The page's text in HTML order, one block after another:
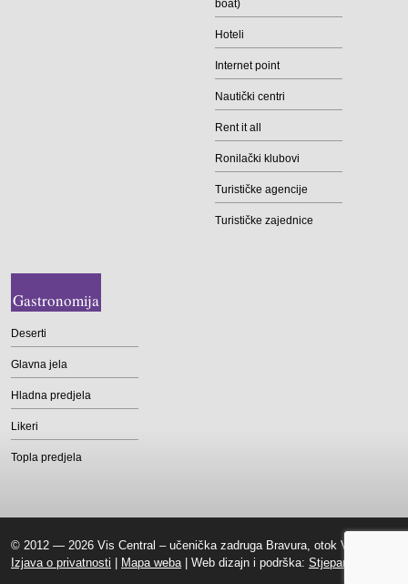
boat)
Hoteli
Internet point
Nautički centri
Rent it all
Ronilački klubovi
Turističke agencije
Turističke zajednice
Gastronomija
Deserti
Glavna jela
Hladna predjela
Likeri
Topla predjela
© 2012 — 2026 Vis Central – učenička zadruga Bravura, otok Vis |
Izjava o privatnosti
Mapa weba| Web dizajn i podrška: Stjepan Tafra